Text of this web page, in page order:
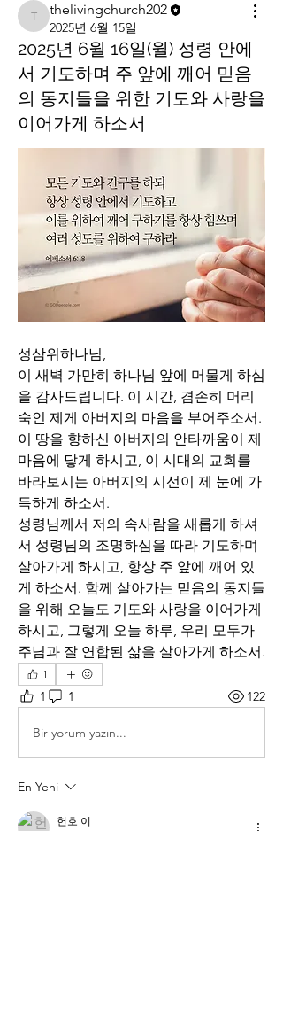
thelivingchurch202
thelivingchurch202
2025년 6월 15일
2025년 6월 16일(월) 성령 안에
서 기도하며 주 앞에 깨어 믿음
의 동지들을 위한 기도와 사랑을
이어가게 하소서
성삼위하나님,
이 새벽 가만히 하나님 앞에 머물게 하심
을 감사드립니다. 이 시간, 겸손히 머리
숙인 제게 아버지의 마음을 부어주소서.
이 땅을 향하신 아버지의 안타까움이 제
마음에 닿게 하시고, 이 시대의 교회를
바라보시는 아버지의 시선이 제 눈에 가
득하게 하소서.
성령님께서 저의 속사람을 새롭게 하셔
서 성령님의 조명하심을 따라 기도하며
살아가게 하시고, 항상 주 앞에 깨어 있
게 하소서. 함께 살아가는 믿음의 동지들
을 위해 오늘도 기도와 사랑을 이어가게
하시고, 그렇게 오늘 하루, 우리 모두가
1
1 1 122
Bir yorum yazın...
En Yeni
헌호 이